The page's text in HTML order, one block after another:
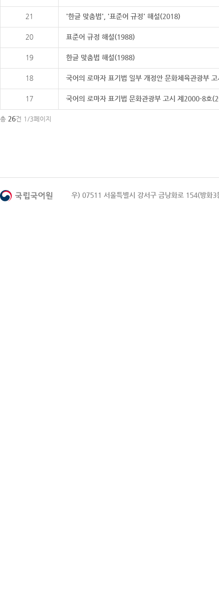
21 '한글 맞춤법', '표준어 규정' 해설(2018)
20 표준어 규정 해설(1988)
19 한글 맞춤법 해설(1988)
18 국어의 로마자 표기법 일부 개정안 문화체육관광부
17 국어의 로마자 표기법 문화관광부 고시 제2000-8호
총 26건 1/3페이지
우) 07511 서울특별시 강서구 금낭화로 154(방화3